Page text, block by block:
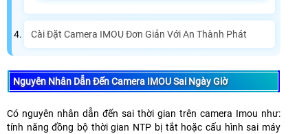
Cài Đặt Camera IMOU Đơn Giản Với An Thành Phát
Nguyên Nhân Dẫn Đến Camera IMOU Sai Ngày Giờ
Có nguyên nhân dẫn đến sai thời gian trên camera Imou như:
tính năng đồng bộ thời gian NTP bị tắt hoặc cấu hình sai máy